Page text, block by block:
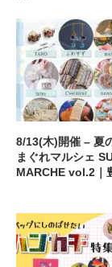
8/13(木)開催 – 夏
まぐれマルシェ
MARCHE vol.2｜